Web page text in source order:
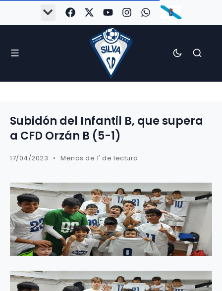
Subidón del Infantil B, que supera
a CFD Orzán B (5-1)
17/04/2023 Menos de 1' de lectura